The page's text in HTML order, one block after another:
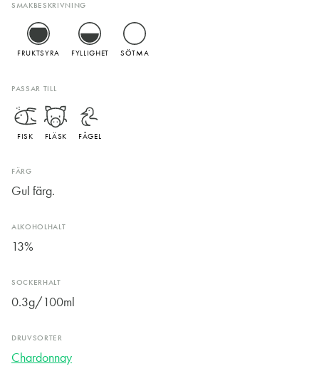
SMAKBESKRIVNING
FRUKTSYRA FYLLIGHET SÖTMA
PASSAR TILL
FISK FLÄSK FÅGEL
FÄRG
Gul färg.
ALKOHOLHALT
13%
SOCKERHALT
0.3g/100ml
DRUVSORTER
Chardonnay